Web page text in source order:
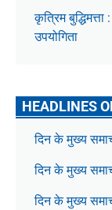
कृत्रिम
उपयोगिता
HEADLINES
दिन के मुख्य
दिन के मुख्य
दिन के मुख्य